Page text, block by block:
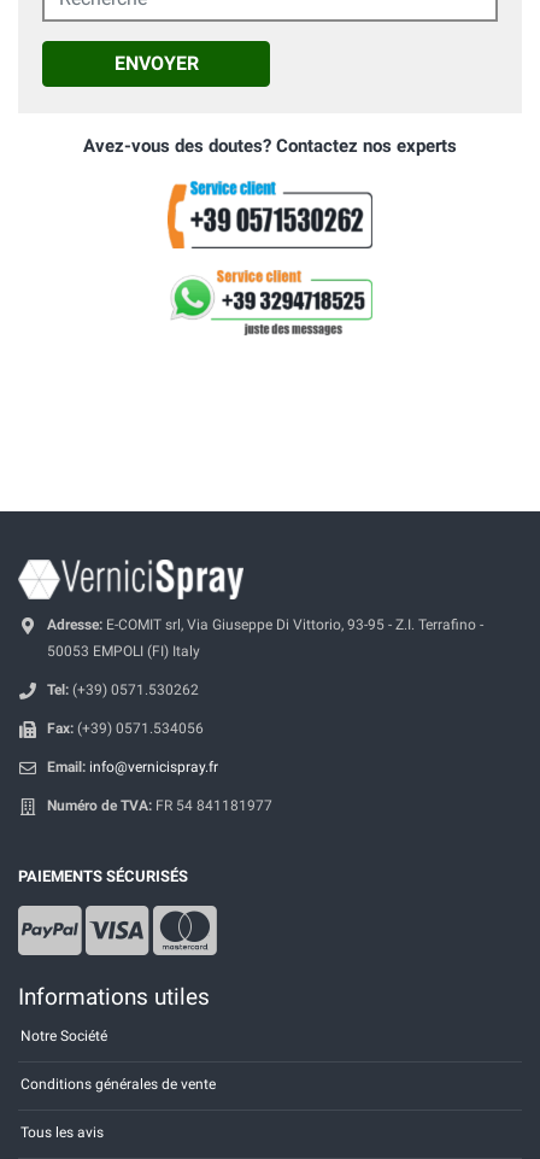
ENVOYER
Avez-vous des doutes? Contactez nos experts
Adresse: E-COMIT srl, Via Giuseppe Di Vittorio, 93-95 - Z.I. Terrafino -
50053 EMPOLI (FI) Italy
Tel: (+39) 0571.530262
Fax: (+39) 0571.534056
Email: info@vernicispray.fr
Numéro de TVA: FR 54 841181977
PAIEMENTS SÉCURISÉS
Informations utiles
Notre Société
Conditions générales de vente
Tous les avis